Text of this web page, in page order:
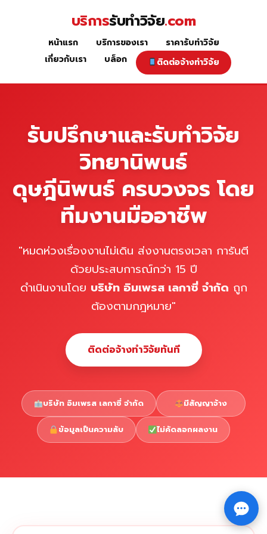
หน้าแรก
Copyright © 2026 รับทำวิจัย รับทำวิทยานิพนธ์ รับทำ⇧
บริการรับทำวิจัย.com
หน้าแรก บริการของเรา
ราคารับทำวิจัย
เกี่ยวกับเรา
บล็อก ติดต่อจ้างทำวิจัย
รับปรึกษาและรับทำวิจัย
วิทยานิพนธ์
ดุษฎีนิพนธ์ ครบวงจร โดย
ทีมงานมืออาชีพ
"หมดห่วงเรื่องงานไม่เดิน ส่งงานตรงเวลา การันตี
ด้วยประสบการณ์กว่า 15 ปี
ดำเนินงานโดย บริษัท อิมเพรส เลกาซี่ จำกัด ถูก
ต้องตามกฎหมาย"
ติดต่อจ้างทำวิจัยทันที
บริษัท อิมเพรส เลกาซี่ จำกัด มีสัญญาจ้าง
ข้อมูลเป็นความลับ ไม่คัดลอกผลงาน